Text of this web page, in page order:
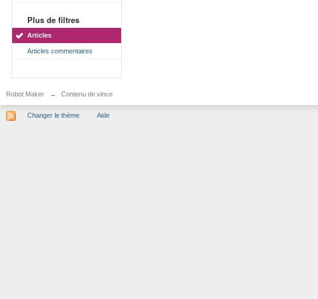
Plus de filtres
Articles
Articles commentaires
Robot Maker → Contenu de vince
Changer le thème Aide